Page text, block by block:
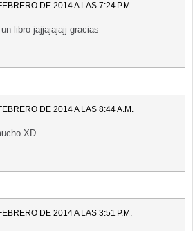
DE 2014 A LAS 7:24 P.M.
libro jajjajajajj gracias
DE 2014 A LAS 8:44 A.M.
XD
DE 2014 A LAS 3:51 P.M.